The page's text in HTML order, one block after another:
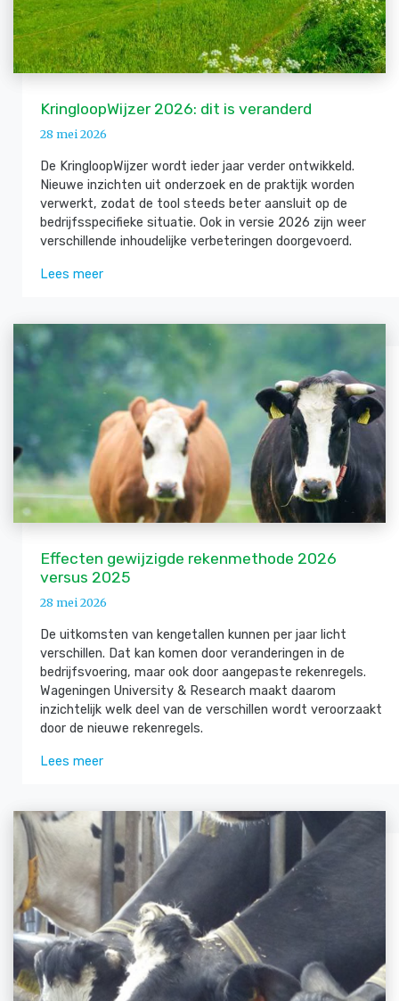
KringloopWijzer 2026: dit is veranderd
28 mei 2026
De KringloopWijzer wordt ieder jaar verder ontwikkeld.
Nieuwe inzichten uit onderzoek en de praktijk worden
verwerkt, zodat de tool steeds beter aansluit op de
bedrijfsspecifieke situatie. Ook in versie 2026 zijn weer
verschillende inhoudelijke verbeteringen doorgevoerd.
Lees meer
Effecten gewijzigde rekenmethode 2026
versus 2025
28 mei 2026
De uitkomsten van kengetallen kunnen per jaar licht
verschillen. Dat kan komen door veranderingen in de
bedrijfsvoering, maar ook door aangepaste rekenregels.
Wageningen University & Research maakt daarom
inzichtelijk welk deel van de verschillen wordt veroorzaakt
door de nieuwe rekenregels.
Lees meer